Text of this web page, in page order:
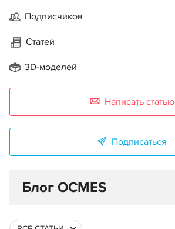
Подписчиков
Статей
3D-моделей
Написать статью
Подписаться
Блог OCMES